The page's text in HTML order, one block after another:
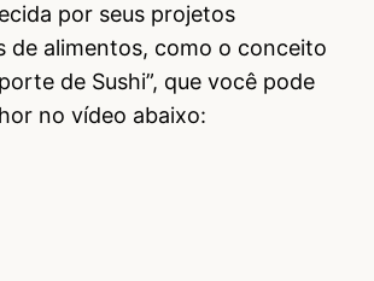
por seus projetos
de alimentos, como o conceito
de Sushi”, que você pode
no vídeo abaixo: